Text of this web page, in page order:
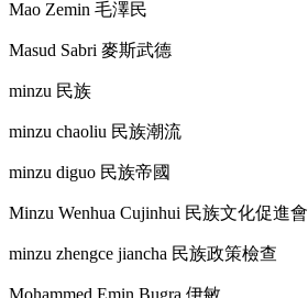
Mao Zemin 毛澤民
Masud Sabri 麥斯武德
minzu 民族
minzu chaoliu 民族潮流
minzu diguo 民族帝國
Minzu Wenhua Cujinhui 民族文化促進會
minzu zhengce jiancha 民族政策檢查